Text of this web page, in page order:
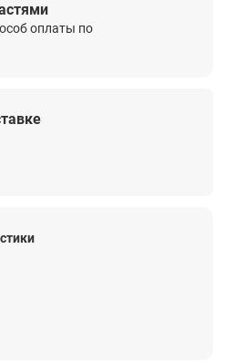
оплаты по